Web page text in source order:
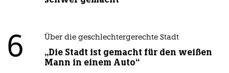
6 Über die geschlechtergerechte Stadt
„Die Stadt ist gemacht für den weißen
Mann in einem Auto“